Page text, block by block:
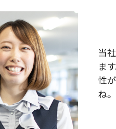
当
ま
性
ね。